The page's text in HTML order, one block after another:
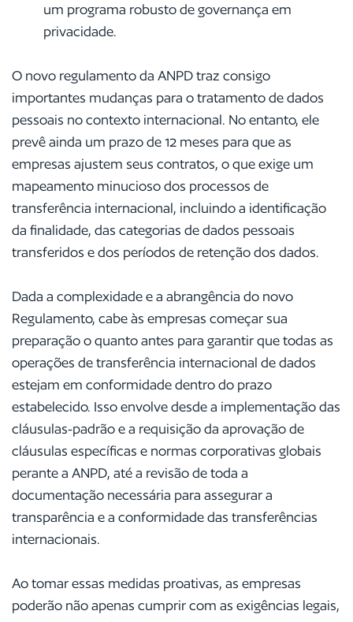
um programa robusto de governança em
privacidade.
O novo regulamento da ANPD traz consigo
importantes mudanças para o tratamento de dados
pessoais no contexto internacional. No entanto, ele
prevê ainda um prazo de 12 meses para que as
empresas ajustem seus contratos, o que exige um
mapeamento minucioso dos processos de
transferência internacional, incluindo a identificação
da finalidade, das categorias de dados pessoais
transferidos e dos períodos de retenção dos dados.
Dada a complexidade e a abrangência do novo
Regulamento, cabe às empresas começar sua
preparação o quanto antes para garantir que todas as
operações de transferência internacional de dados
estejam em conformidade dentro do prazo
estabelecido. Isso envolve desde a implementação das
cláusulas-padrão e a requisição da aprovação de
cláusulas específicas e normas corporativas globais
perante a ANPD, até a revisão de toda a
documentação necessária para assegurar a
transparência e a conformidade das transferências
internacionais.
Ao tomar essas medidas proativas, as empresas
poderão não apenas cumprir com as exigências legais,